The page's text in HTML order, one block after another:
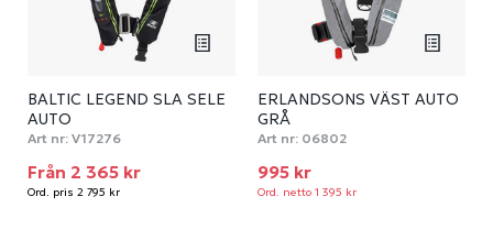
BALTIC LEGEND SLA SELE
AUTO
Art nr: V17276
Från 2 365 kr
Ord. pris 2 795 kr
ERLANDSONS VÄST AUTO
GRÅ
Art nr: 06802
995 kr
Ord. netto 1 395 kr